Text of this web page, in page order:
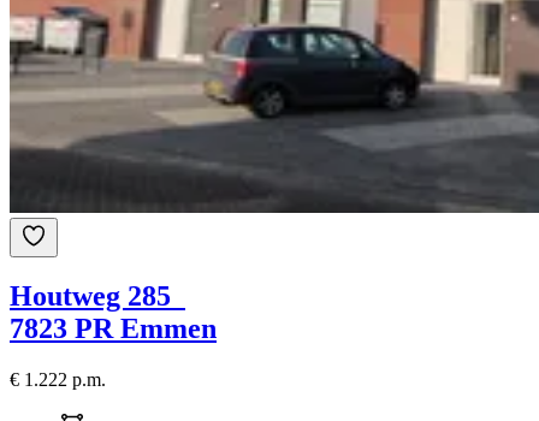
Houtweg 285
7823 PR Emmen
€ 1.222 p.m.